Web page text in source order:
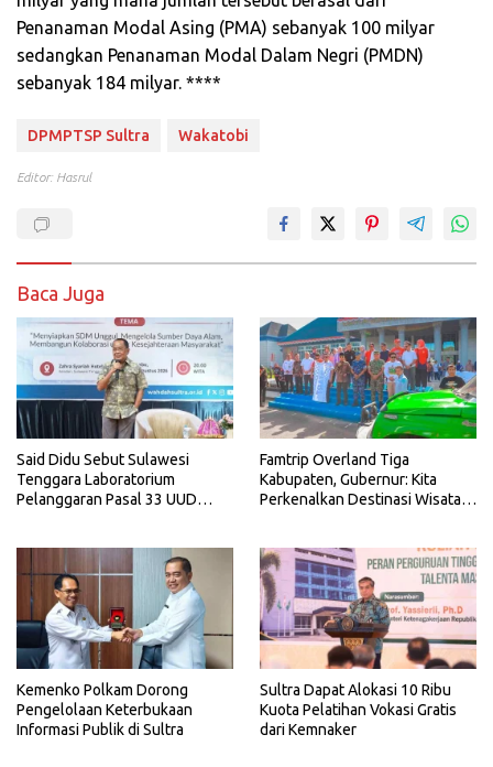
Penanaman Modal Asing (PMA) sebanyak 100 milyar
sedangkan Penanaman Modal Dalam Negri (PMDN)
sebanyak 184 milyar. ****
DPMPTSP Sultra Wakatobi
Editor: Hasrul
Baca Juga
Said Didu Sebut Sulawesi
Tenggara Laboratorium
Pelanggaran Pasal 33 UUD
Famtrip Overland Tiga
Kabupaten, Gubernur: Kita
Perkenalkan Destinasi Wisata
Kemenko Polkam Dorong
Pengelolaan Keterbukaan
Informasi Publik di Sultra
Sultra Dapat Alokasi 10 Ribu
Kuota Pelatihan Vokasi Gratis
dari Kemnaker